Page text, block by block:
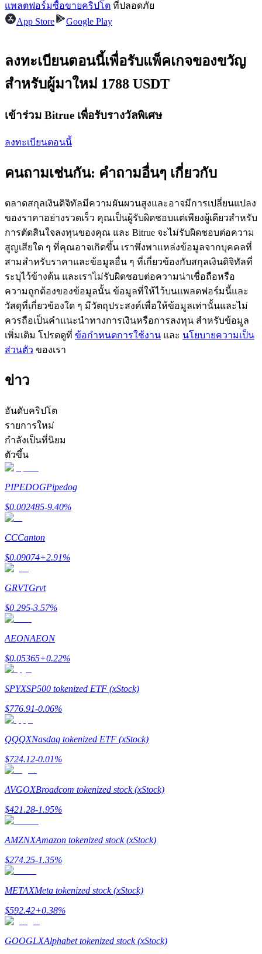
เป็นเทรดเดอร์คัดลอก
เพลิดเพลินกับการแบ่งปันผลกำไรและค่าคอมมิชชั่นการคัด
ลอกการซื้อขาย
ข้อมูล
การวิเคราะห์ข้อมูลขนาดใหญ่ รวมถึงข้อมูลการค้า ฯลฯ
แนะนำ
กลยุทธ์การซื้อขาย
แพลตฟอร์มซื้อขายคริปโต ที่ปลอดภัย
App Store
Google Play
ลงทะเบียนตอนนี้เพื่อรับแพ็คเกจของขวัญ
สำหรับผู้มาใหม่ 1788 USDT
เข้าร่วม Bitrue เพื่อรับรางวัลพิเศษ
ลงทะเบียนตอนนี้
คนถามเช่นกัน: คำถามอื่นๆ เกี่ยวกับ
ตลาดสกุลเงินดิจิทัลมีความผันผวนสูงและอาจมีการเปลี่ยนแปลง
ของราคาอย่างรวดเร็ว คุณเป็นผู้รับผิดชอบแต่เพียงผู้เดียวสำหรับ
การตัดสินใจลงทุนของคุณ และ Bitrue จะไม่รับผิดชอบต่อความ
สูญเสียใด ๆ ที่คุณอาจเกิดขึ้น เราพึ่งพาแหล่งข้อมูลจากบุคคลที่
สามสำหรับราคาและข้อมูลอื่น ๆ ที่เกี่ยวข้องกับสกุลเงินดิจิทัลที่
ระบุไว้ข้างต้น และเราไม่รับผิดชอบต่อความน่าเชื่อถือหรือ
ความถูกต้องของข้อมูลนั้น ข้อมูลที่ให้ไว้บนแพลตฟอร์มนี้และ
วัสดุที่เกี่ยวข้องใด ๆ มีวัตถุประสงค์เพื่อให้ข้อมูลเท่านั้นและไม่
ควรถือเป็นคำแนะนำทางการเงินหรือการลงทุน สำหรับข้อมูล
เพิ่มเติม โปรดดูที่ ข้อกำหนดการใช้งาน และ นโยบายความเป็น
ส่วนตัว ของเรา
ข่าว
อันดับคริปโต
รายการใหม่
กำลังเป็นที่นิยม
ตัวขึ้น
PIPEDOGPipedog
$0.002485-9.40%
CCCanton
$0.09074+2.91%
GRVTGrvt
$0.295-3.57%
AEONAEON
$0.05365+0.22%
SPYXSP500 tokenized ETF (xStock)
$776.91-0.06%
QQQXNasdaq tokenized ETF (xStock)
$724.12-0.01%
AVGOXBroadcom tokenized stock (xStock)
$421.28-1.95%
AMZNXAmazon tokenized stock (xStock)
$274.25-1.35%
METAXMeta tokenized stock (xStock)
$592.42+0.38%
GOOGLXAlphabet tokenized stock (xStock)